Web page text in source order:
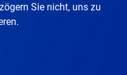
Sie nicht, uns zu